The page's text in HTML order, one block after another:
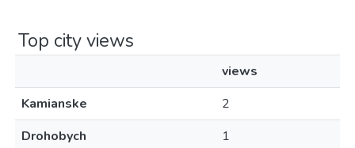
Top city views
views
Kamianske
2
Drohobych
1